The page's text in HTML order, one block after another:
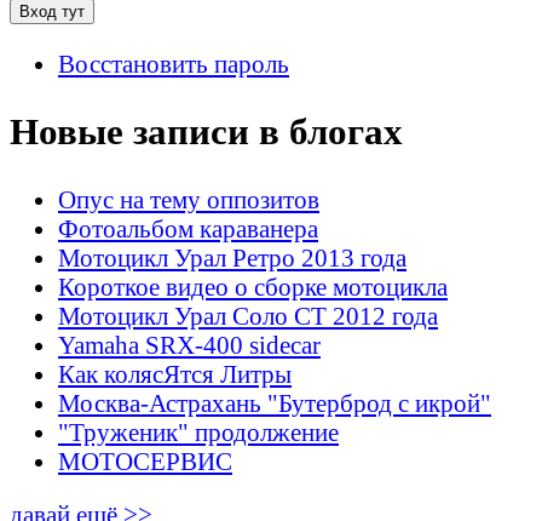
Восстановить пароль
Новые записи в блогах
Опус на тему оппозитов
Фотоальбом караванера
Мотоцикл Урал Ретро 2013 года
Короткое видео о сборке мотоцикла
Мотоцикл Урал Соло СТ 2012 года
Yamaha SRX-400 sidecar
Как колясЯтся Литры
Москва-Астрахань "Бутерброд с икрой"
"Труженик" продолжение
МОТОСЕРВИС
давай ещё >>